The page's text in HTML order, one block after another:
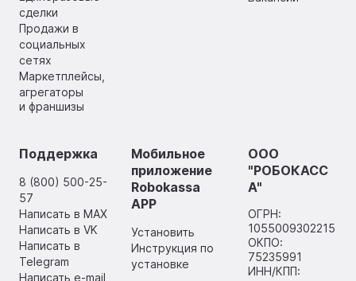
сделки
Продажи в
социальных
сетях
Маркетплейсы,
агрегаторы
и франшизы
Поддержка
8 (800) 500-25-
57
Написать в MAX
Написать в VK
Написать в
Telegram
Написать e-mail
Мобильное
приложение
Robokassa
APP
Установить
Инструкция по
установке
ООО
"РОБОКАСС
А"
ОГРН:
1055009302215
ОКПО:
75235991
ИНН/КПП: